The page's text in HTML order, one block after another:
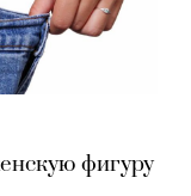
фигуру